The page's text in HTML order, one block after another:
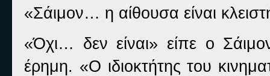
«Σάιμον… η αίθουσα είναι
«Όχι… δεν είναι» είπε ο
έρημη. «Ο ιδιοκτήτης του